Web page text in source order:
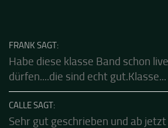
FRANK SAGT:
dürfen....die sind echt gut.Klasse...